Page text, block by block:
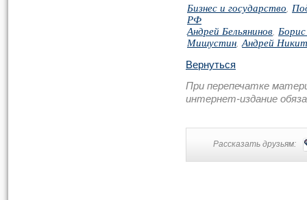
Бизнес и государство,
РФ
Андрей Бельянинов,
Мишустин,Андрей
Вернуться
При перепечатке
интернет-издание
Рассказать друзьям: